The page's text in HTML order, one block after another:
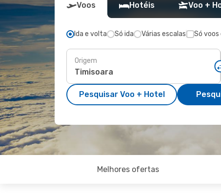
Voos Hotéis Voo +
Ida e volta Só ida Várias escalas Só
Origem
Pesquisar Voo + Hotel
Melhores ofertas